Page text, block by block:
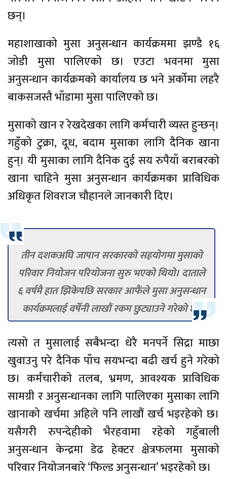
छन्।
महाशाखाको मुसा अनुसन्धान कार्यक्रममा झण्डै १६
जोडी मुसा पालिएको छ। एउटा भवनमा मुसा
अनुसन्धान कार्यक्रमको कार्यालय छ भने अर्कोमा लहरै
बाकसजस्तै भाँडामा मुसा पालिएको छ।
मुसाको खान र रेखदेखका लागि कर्मचारी व्यस्त हुन्छन्।
गहुँको टुक्रा, दूध, बदाम मुसाका लागि दैनिक खाना
हुन्। यी मुसाका लागि दैनिक दुई सय रुपैयाँ बराबरको
खाना चाहिने मुसा अनुसन्धान कार्यक्रमका प्राविधिक
अधिकृत शिवराज चौहानले जानकारी दिए।
तीन दशकअघि जापान सरकारको सहयोगमा मुसाको
परिवार नियोजन परियोजना सुरु भएको थियो। दाताले
६ वर्षमै हात झिकेपछि सरकार आफैंले मुसा अनुसन्धान
कार्यक्रमलाई वर्षेनी लाखौं रकम छुट्याउने गरेको छ।
त्यसो त मुसालाई सबैभन्दा धेरै मनपर्ने सिद्रा माछा
खुवाउनु परे दैनिक पाँच सयभन्दा बढी खर्च हुने गरेको
छ। कर्मचारीको तलब, भ्रमण, आवश्यक प्राविधिक
सामग्री र अनुसन्धानका लागि पालिएका मुसाका लागि
खानाको खर्चमा अहिले पनि लाखौं खर्च भइरहेको छ।
यसैगरी रुपन्देहीको भैरहवामा रहेको गहुँबाली
अनुसन्धान केन्द्रमा डेढ हेक्टर क्षेत्रफलमा मुसाको
परिवार नियोजनबारे ‘फिल्ड अनुसन्धान’ भइरहेको छ।